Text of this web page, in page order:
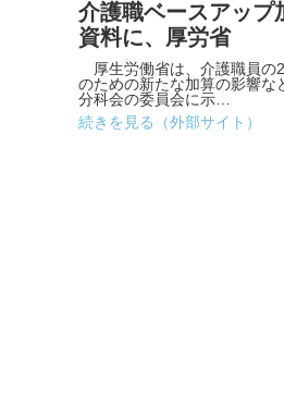
介護職ベースアップ
資料に、厚労省
厚生労働省は、介護職員の
のための新たな加算の影響な
分科会の委員会に示…
続きを見る（外部サイト）